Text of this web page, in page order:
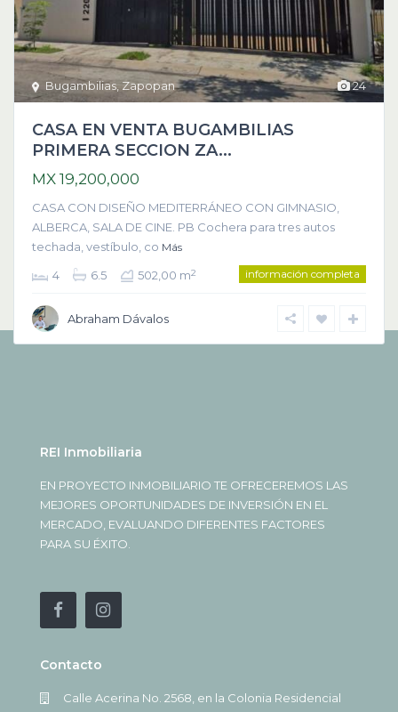
24
Bugambilias,Zapopan
CASA EN VENTA BUGAMBILIAS
PRIMERA SECCION ZA...
MX 19,200,000
CASA CON DISEÑO MEDITERRÁNEO CON GIMNASIO,
ALBERCA, SALA DE CINE. PB Cochera para tres autos
techada, vestíbulo, co Más
4 6.5 502,00 m2 información completa
Abraham Dávalos
REI Inmobiliaria
EN PROYECTO INMOBILIARIO TE OFRECEREMOS LAS
MEJORES OPORTUNIDADES DE INVERSIÓN EN EL
MERCADO, EVALUANDO DIFERENTES FACTORES
PARA SU ÉXITO.
Contacto
Calle Acerina No. 2568, en la Colonia Residencial